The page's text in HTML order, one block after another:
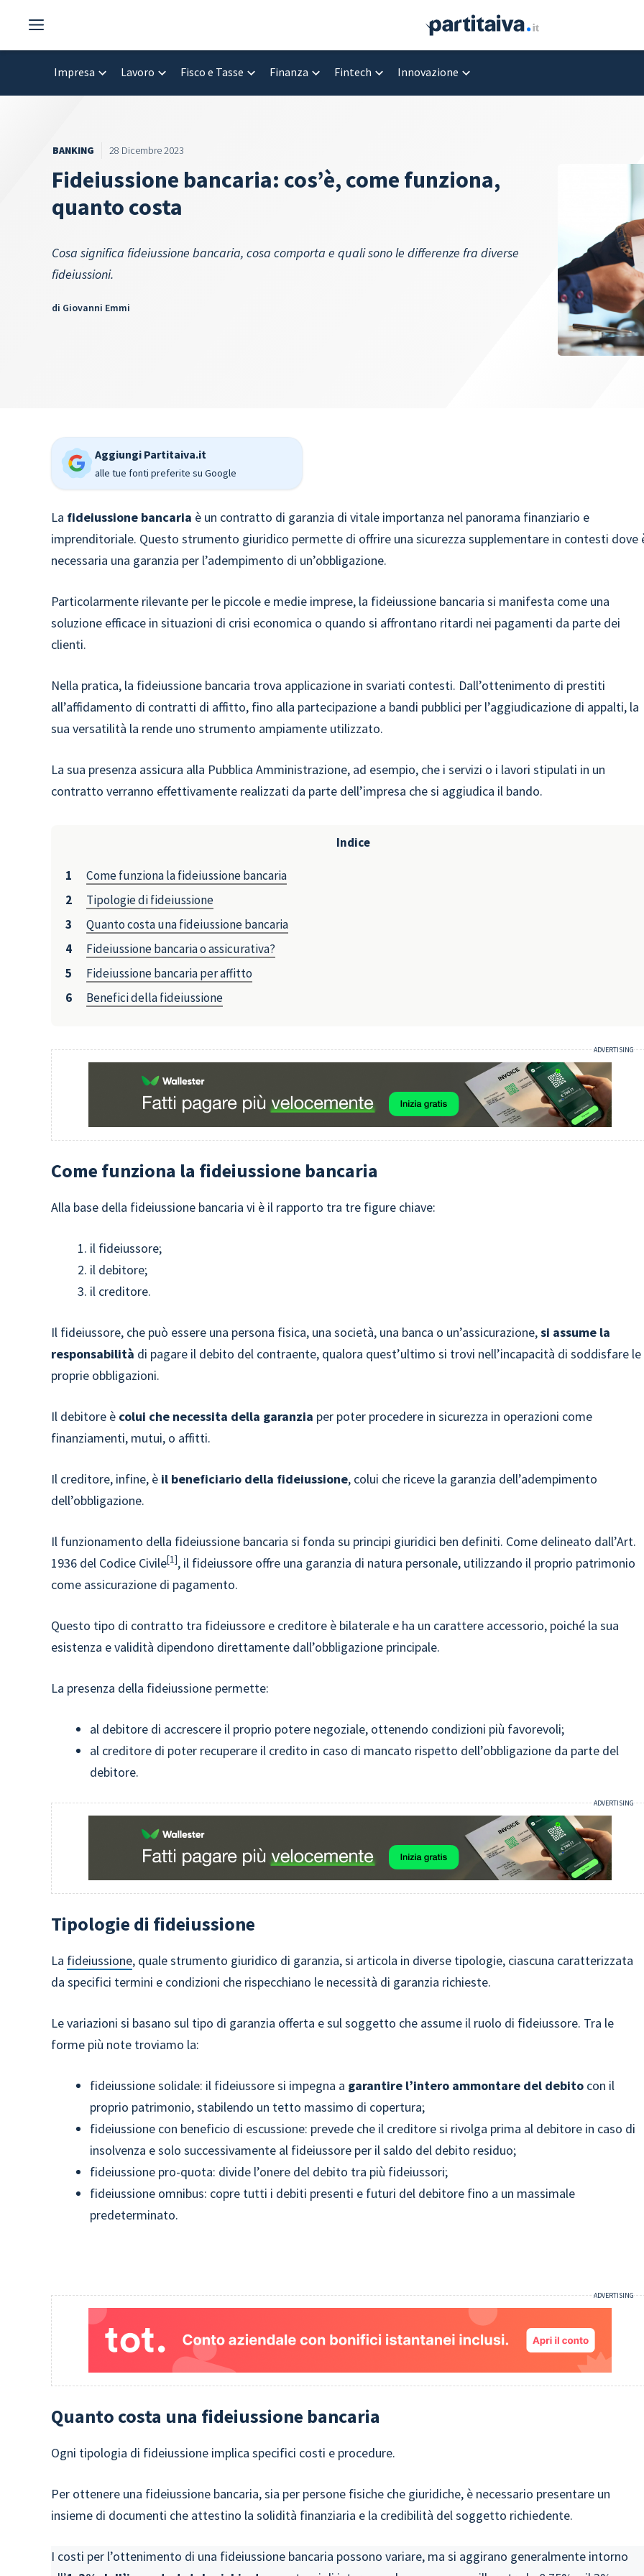
contenuto
Impresa Lavoro Fisco e Tasse Finanza Fintech Innovazione
BANKING 28 Dicembre 2023
Fideiussione bancaria: cos’è, come funziona,
quanto costa
Cosa significa fideiussione bancaria, cosa comporta e quali sono le differenze fra diverse
fideiussioni.
di Giovanni Emmi
Aggiungi Partitaiva.it
alle tue fonti preferite su Google
La fideiussione bancaria è un contratto di garanzia di vitale importanza nel panorama finanziario e
imprenditoriale. Questo strumento giuridico permette di offrire una sicurezza supplementare in contesti dove
necessaria una garanzia per l’adempimento di un’obbligazione.
Particolarmente rilevante per le piccole e medie imprese, la fideiussione bancaria si manifesta come una
soluzione efficace in situazioni di crisi economica o quando si affrontano ritardi nei pagamenti da parte dei
clienti.
Nella pratica, la fideiussione bancaria trova applicazione in svariati contesti. Dall’ottenimento di prestiti
all’affidamento di contratti di affitto, fino alla partecipazione a bandi pubblici per l’aggiudicazione di appalti, la
sua versatilità la rende uno strumento ampiamente utilizzato.
La sua presenza assicura alla Pubblica Amministrazione, ad esempio, che i servizi o i lavori stipulati in un
contratto verranno effettivamente realizzati da parte dell’impresa che si aggiudica il bando.
Indice
Come funziona la fideiussione bancaria
Tipologie di fideiussione
Quanto costa una fideiussione bancaria
Fideiussione bancaria o assicurativa?
Fideiussione bancaria per affitto
Benefici della fideiussione
Come funziona la fideiussione bancaria
Alla base della fideiussione bancaria vi è il rapporto tra tre figure chiave:
il fideiussore;
il debitore;
il creditore.
Il fideiussore, che può essere una persona fisica, una società, una banca o un’assicurazione,si assume la
responsabilità di pagare il debito del contraente, qualora quest’ultimo si trovi nell’incapacità di soddisfare le
proprie obbligazioni.
Il debitore è colui che necessita della garanzia per poter procedere in sicurezza in operazioni come
finanziamenti, mutui, o affitti.
Il creditore, infine, è il beneficiario della fideiussione, colui che riceve la garanzia dell’adempimento
dell’obbligazione.
Il funzionamento della fideiussione bancaria si fonda su principi giuridici ben definiti. Come delineato dall’Art.
1936 del Codice Civile 1 , il fideiussore offre una garanzia di natura personale, utilizzando il proprio patrimonio
come assicurazione di pagamento.
Questo tipo di contratto tra fideiussore e creditore è bilaterale e ha un carattere accessorio, poiché la sua
esistenza e validità dipendono direttamente dall’obbligazione principale.
La presenza della fideiussione permette:
al debitore di accrescere il proprio potere negoziale, ottenendo condizioni più favorevoli;
al creditore di poter recuperare il credito in caso di mancato rispetto dell’obbligazione da parte del
debitore.
Tipologie di fideiussione
La fideiussione, quale strumento giuridico di garanzia, si articola in diverse tipologie, ciascuna caratterizzata
da specifici termini e condizioni che rispecchiano le necessità di garanzia richieste.
Le variazioni si basano sul tipo di garanzia offerta e sul soggetto che assume il ruolo di fideiussore. Tra le
forme più note troviamo la:
fideiussione solidale: il fideiussore si impegna a garantire l’intero ammontare del debito con il
proprio patrimonio, stabilendo un tetto massimo di copertura;
fideiussione con beneficio di escussione: prevede che il creditore si rivolga prima al debitore in caso di
insolvenza e solo successivamente al fideiussore per il saldo del debito residuo;
fideiussione pro-quota: divide l’onere del debito tra più fideiussori;
fideiussione omnibus: copre tutti i debiti presenti e futuri del debitore fino a un massimale
predeterminato.
Quanto costa una fideiussione bancaria
Ogni tipologia di fideiussione implica specifici costi e procedure.
Per ottenere una fideiussione bancaria, sia per persone fisiche che giuridiche, è necessario presentare un
insieme di documenti che attestino la solidità finanziaria e la credibilità del soggetto richiedente.
I costi per l’ottenimento di una fideiussione bancaria possono variare, ma si aggirano generalmente intorno